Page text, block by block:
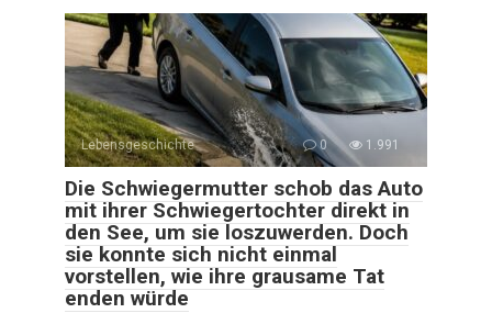
Lebensgeschichte 0 1.991
Die Schwiegermutter schob das Auto
mit ihrer Schwiegertochter direkt in
den See, um sie loszuwerden. Doch
sie konnte sich nicht einmal
vorstellen, wie ihre grausame Tat
enden würde